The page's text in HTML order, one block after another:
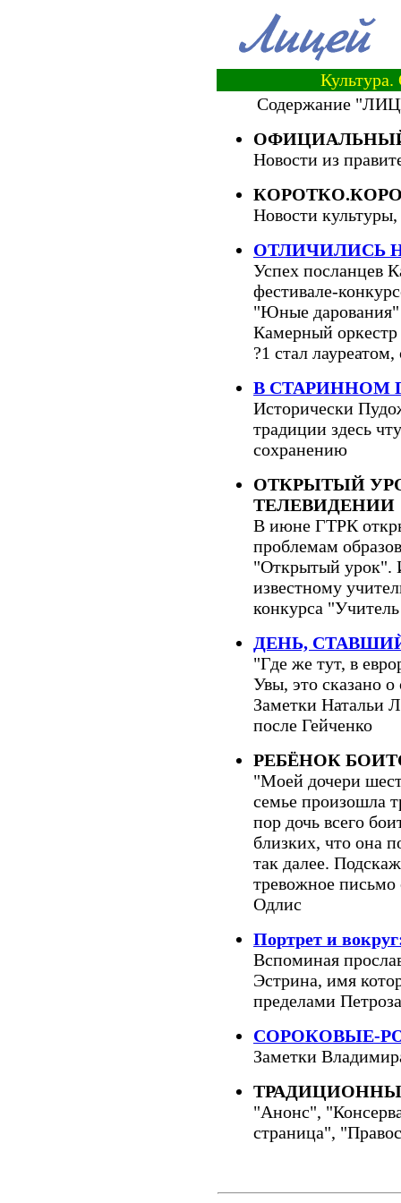
Содержание
Новости из
Новости
ОТЛИЧИЛИСЬ
Успех посланцев
фестивале-
"Юные дарования"
Камерный оркестр
?1 стал
В СТАРИННОМ
Исторически
традиции здесь
сохранению
ОТКРЫТЫЙ
ТЕЛЕВИДЕНИИ
В июне ГТРК
проблемам
"Открытый урок".
известному
конкурса
ДЕНЬ,
"Где же тут, в
Увы, это сказано
Заметки Натальи
после Гейченко
РЕБЁНОК
"Моей дочери
семье произошла
пор дочь всего
близких, что она
так далее.
тревожное письмо
Одлис
Портрет и
Вспоминая
Эстрина, имя
пределами
СОРОКОВЫЕ-
Заметки
"Анонс",
страница",